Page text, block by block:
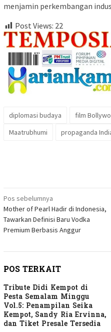
menjamin perkembangan
Post Views: 22
diplomasi budaya film
Maatrubhumi
propaganda
Navigasi
pos
Pos sebelumnya
Mother of Pearl Hadir di Indonesia,
Tawarkan Definisi Baru Vodka
Premium Berbasis Anggur
POS TERKAIT
Tribute Didi Kempot di
Pesta Semalam Minggu
Vol.5: Penampilan Seika
Kempot, Sandy Ria Ervinna,
dan Tiket Presale Tersedia